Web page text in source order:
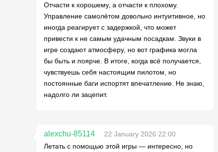
Отчасти к хорошему, а отчасти к плохому.
Управление самолётом довольно интуитивное, но
иногда реагирует с задержкой, что может
привести к не самым удачным посадкам. Звуки в
игре создают атмосферу, но вот графика могла
бы быть и поярче. В итоге, когда всё получается,
чувствуешь себя настоящим пилотом, но
постоянные баги испортят впечатление. Не знаю,
надолго ли зацепит.
alexchu-85114
22 January 2026 22:00
Летать с помощью этой игры — интересно, но